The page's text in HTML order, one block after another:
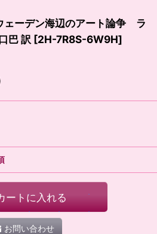
ェーデン海辺のアート論争 ラ
巴 訳 [2H-7R8S-6W9H]
ートに入れる
お問い合わせ